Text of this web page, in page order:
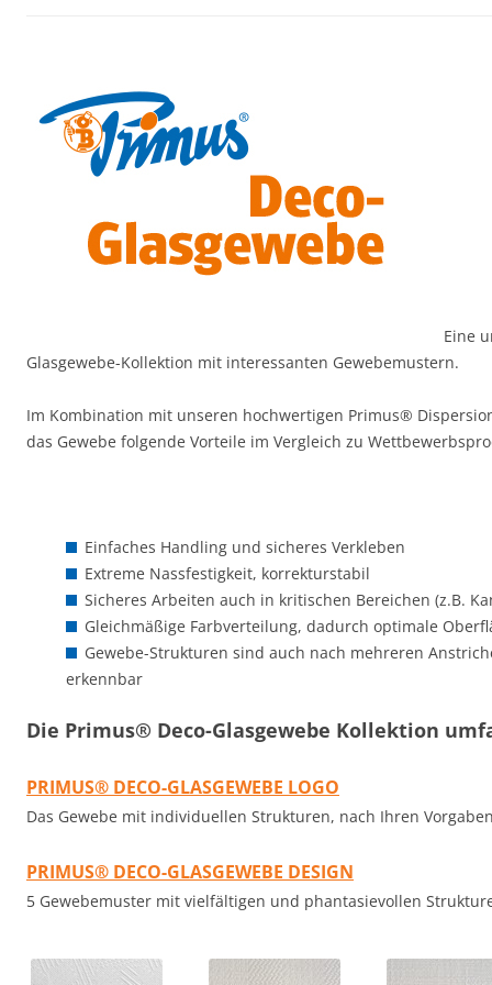
Eine
Glasgewebe-Kollektion mit interessanten Gewebemustern.
Im Kombination mit unseren hochwertigen Primus®
das Gewebe folgende Vorteile im Vergleich zu
Einfaches Handling und sicheres Verkleben
Extreme Nassfestigkeit, korrekturstabil
Sicheres Arbeiten auch in kritischen Bereichen (z.B.
Gleichmäßige Farbverteilung, dadurch optimale
Gewebe-Strukturen sind auch nach mehreren
erkennbar
Die Primus® Deco-Glasgewebe Kollektion
PRIMUS® DECO-GLASGEWEBE LOGO
Das Gewebe mit individuellen Strukturen, nach Ihren
PRIMUS® DECO-GLASGEWEBE DESIGN
5 Gewebemuster mit vielfältigen und phantasievollen